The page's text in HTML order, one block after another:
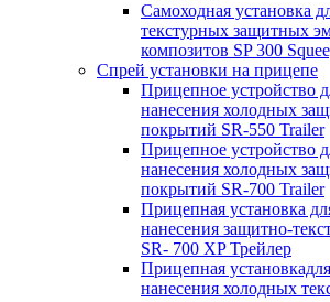
Самоходная установка
текстурных защитных
композитов SP 300
Спрей установки на прицепе
Прицепное устройство
нанесения холодных
покрытий SR-550 Trailer
Прицепное устройство
нанесения холодных
покрытий SR-700 Trailer
Прицепная установка
нанесения защитно-
SR- 700 XP Трейлер
Прицепная
нанесения холодных